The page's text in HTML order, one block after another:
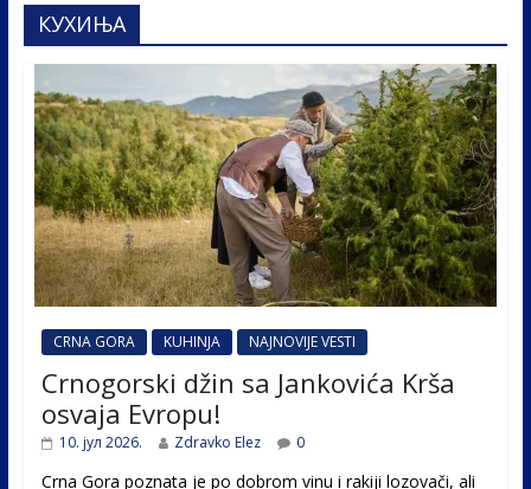
КУХИЊА
CRNA GORA KUHINJA NAJNOVIJE VESTI
Crnogorski džin sa Jankovića Krša
osvaja Evropu!
10. јул 2026. Zdravko Elez 0
Crna Gora poznata je po dobrom vinu i rakiji lozovači, ali